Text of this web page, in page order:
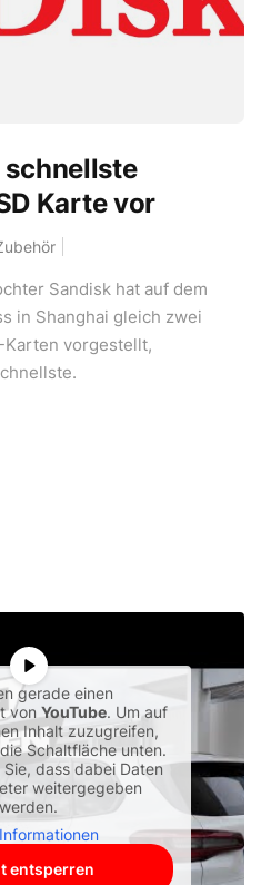
Karte vor
Sandisk hat auf dem
in Shanghai gleich zwei
Karten vorgestellt,
gerade einen
vonYouTube. Um auf
Inhalt zuzugreifen,
Schaltfläche unten.
dass dabei Daten
weitergegeben
werden.
entsperren